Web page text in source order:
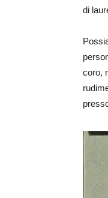
di
coro,